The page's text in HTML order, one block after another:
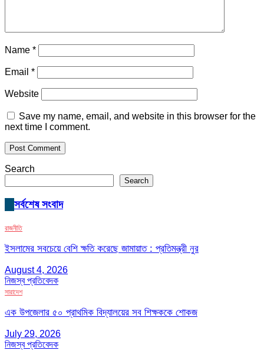
Name *
Email *
Website
Save my name, email, and website in this browser for the
next time I comment.
Search
Search
সর্বশেষ সংবাদ
রাজনীতি
ইসলামের সবচেয়ে বেশি ক্ষতি করেছে জামায়াত : প্রতিমন্ত্রী নুর
August 4, 2026
নিজস্ব প্রতিবেদক
সারাদেশ
এক উপজেলার ৫০ প্রাথমিক বিদ্যালয়ের সব শিক্ষককে শোকজ
July 29, 2026
নিজস্ব প্রতিবেদক